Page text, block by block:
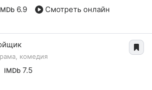
6.9 Смотреть онлайн
комедия
IMDb 7.5